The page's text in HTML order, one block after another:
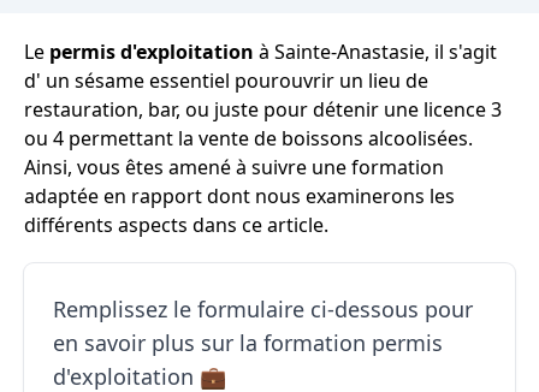
Le permis d'exploitation à Sainte-Anastasie, il s'agit
d' un sésame essentiel pourouvrir un lieu de
restauration, bar, ou juste pour détenir une licence 3
ou 4 permettant la vente de boissons alcoolisées.
Ainsi, vous êtes amené à suivre une formation
adaptée en rapport dont nous examinerons les
différents aspects dans ce article.
Remplissez le formulaire ci-dessous pour
en savoir plus sur la formation permis
d'exploitation 💼